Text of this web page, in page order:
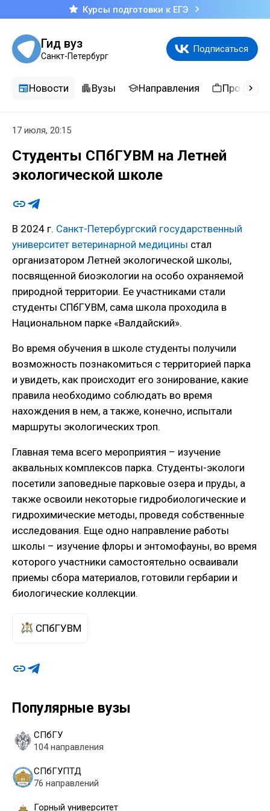
Курсы подготовки к ЕГЭ
Гид вуз
Санкт-Петербург
Подписаться
Новости Вузы Направления
Популярные вузы
СПбГУ
104 направления
СПбГУПТД
76 направлений
Горный университет
17 июля, 20:15
Студенты СПбГУВМ на Летней
экологической школе
В 2024 г. Санкт-Петербургский государственный
университет ветеринарной медицины стал
организатором Летней экологической школы,
посвященной биоэкологии на особо охраняемой
природной территории. Ее участниками стали
студенты СПбГУВМ, сама школа проходила в
Национальном парке «Валдайский».
Во время обучения в школе студенты получили
возможность познакомиться с территорией парка
и увидеть, как происходит его зонирование, какие
правила необходимо соблюдать во время
нахождения в нем, а также, конечно, испытали
маршруты экологических троп.
Главная тема всего мероприятия – изучение
аквальных комплексов парка. Студенты-экологи
посетили заповедные парковые озера и пруды, а
также освоили некоторые гидробиологические и
гидрохимические методы, проведя собственные
исследования. Еще одно направление работы
школы – изучение флоры и энтомофауны, во время
которого участники самостоятельно осваивали
приемы сбора материалов, готовили гербарии и
биологические коллекции.
СПбГУВМ